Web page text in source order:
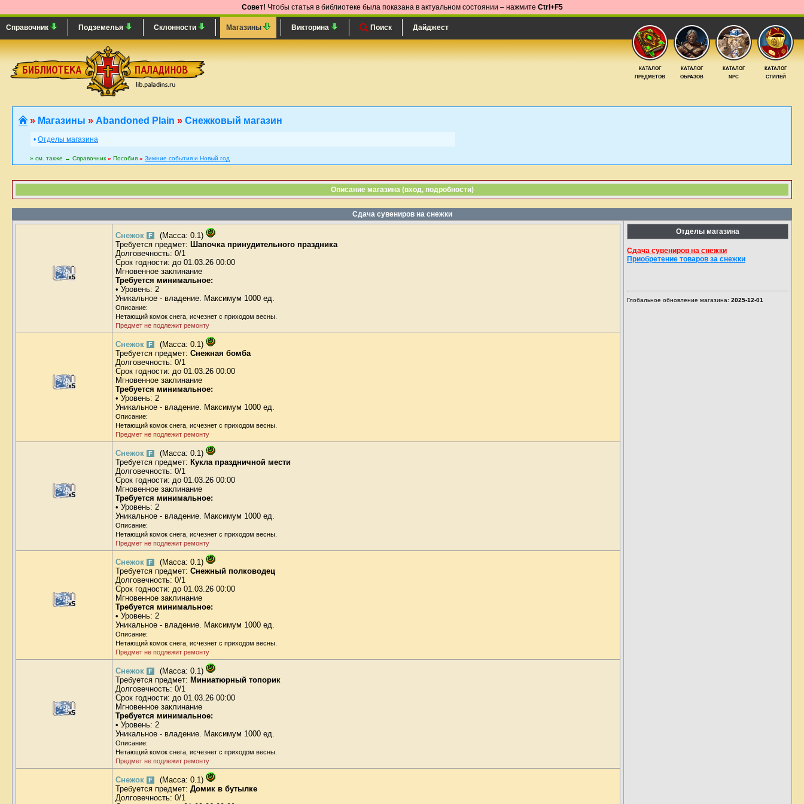
Совет! Чтобы статья в библиотеке была показана в актуальном состоянии – нажмите Ctrl+F5
КАТАЛОГ
СТИЛЕЙ
КАТАЛОГ
NPC
КАТАЛОГ
ОБРАЗОВ
КАТАЛОГ
ПРЕДМЕТОВ
Справочник Подземелья Склонности Магазины Викторина Поиск Дайджест
» Магазины » Abandoned Plain » Снежковый магазин
• Отделы магазина
» см. также → Справочник » Пособия » Зимние события и Новый год
Описание магазина (вход, подробности)
Сдача сувениров на снежки
x5
Снежок F
(Масса: 0.1)
Требуется предмет: Шапочка принудительного праздника
Долговечность: 0/1
Срок годности: до 01.03.26 00:00
Мгновенное заклинание
Требуется минимальное:
• Уровень: 2
Уникальное - владение. Максимум 1000 ед.
Описание:
Нетающий комок снега, исчезнет с приходом весны.
Предмет не подлежит ремонту
x5
Снежок F
(Масса: 0.1)
Требуется предмет: Снежная бомба
Долговечность: 0/1
Срок годности: до 01.03.26 00:00
Мгновенное заклинание
Требуется минимальное:
• Уровень: 2
Уникальное - владение. Максимум 1000 ед.
Описание:
Нетающий комок снега, исчезнет с приходом весны.
Предмет не подлежит ремонту
x5
Снежок F
(Масса: 0.1)
Требуется предмет: Кукла праздничной мести
Долговечность: 0/1
Срок годности: до 01.03.26 00:00
Мгновенное заклинание
Требуется минимальное:
• Уровень: 2
Уникальное - владение. Максимум 1000 ед.
Описание:
Нетающий комок снега, исчезнет с приходом весны.
Предмет не подлежит ремонту
x5
Снежок F
(Масса: 0.1)
Требуется предмет: Снежный полководец
Долговечность: 0/1
Срок годности: до 01.03.26 00:00
Мгновенное заклинание
Требуется минимальное:
• Уровень: 2
Уникальное - владение. Максимум 1000 ед.
Описание:
Нетающий комок снега, исчезнет с приходом весны.
Предмет не подлежит ремонту
x5
Снежок F
(Масса: 0.1)
Требуется предмет: Миниатюрный топорик
Долговечность: 0/1
Срок годности: до 01.03.26 00:00
Мгновенное заклинание
Требуется минимальное:
• Уровень: 2
Уникальное - владение. Максимум 1000 ед.
Описание:
Нетающий комок снега, исчезнет с приходом весны.
Предмет не подлежит ремонту
Снежок F
(Масса: 0.1)
Требуется предмет: Домик в бутылке
Долговечность: 0/1
Отделы магазина
Сдача сувениров на снежки
Приобретение товаров за снежки
Глобальное обновление магазина: 2025-12-01